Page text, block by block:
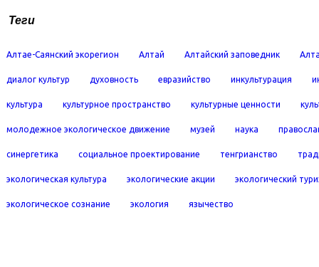
Теги
Алтае-Саянский экорегион Алтай Алтайский заповедник
диалог культур духовность евразийство инкультурация
культура культурное пространство культурные ценности
молодежное экологическое движение музей наука
синергетика социальное проектирование тенгрианство
экологическая культура экологические акции экологический
экологическое сознание экология язычество